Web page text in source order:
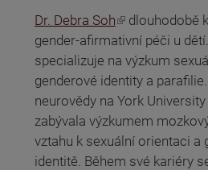
Dr. Debra Soh
(odkaz je externí)
dlouhodobě
gender-afirmativní péči u
specializuje na výzkum
genderové identity a
neurovědy na York
zabývala výzkumem
vztahu k sexuální orientaci a
identitě. Během své kariéry